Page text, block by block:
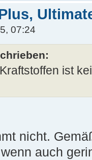
07:24
ist
nicht.
auch